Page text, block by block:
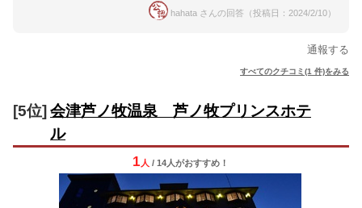
hahata さんの回答（投稿日：2024/2/10）
通報する
すべてのクチコミ(1 件)をみる
[5位] 会津芦ノ牧温泉 芦ノ牧プリンスホテ
ル
1 人 / 14人がおすすめ！